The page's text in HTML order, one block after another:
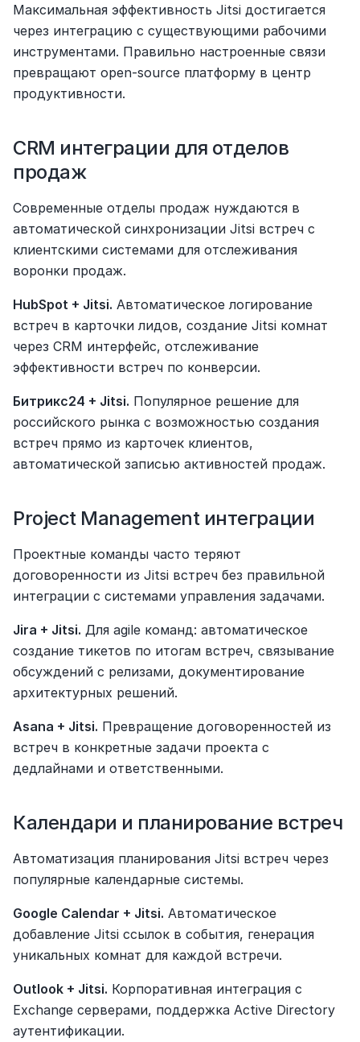
Максимальная эффективность Jitsi достигается
через интеграцию с существующими рабочими
инструментами. Правильно настроенные связи
превращают open-source платформу в центр
продуктивности.
CRM интеграции для отделов
продаж
Современные отделы продаж нуждаются в
автоматической синхронизации Jitsi встреч с
клиентскими системами для отслеживания
воронки продаж.
HubSpot + Jitsi. Автоматическое логирование
встреч в карточки лидов, создание Jitsi комнат
через CRM интерфейс, отслеживание
эффективности встреч по конверсии.
Битрикс24 + Jitsi. Популярное решение для
российского рынка с возможностью создания
встреч прямо из карточек клиентов,
автоматической записью активностей продаж.
Project Management интеграции
Проектные команды часто теряют
договоренности из Jitsi встреч без правильной
интеграции с системами управления задачами.
Jira + Jitsi. Для agile команд: автоматическое
создание тикетов по итогам встреч, связывание
обсуждений с релизами, документирование
архитектурных решений.
Asana + Jitsi. Превращение договоренностей из
встреч в конкретные задачи проекта с
дедлайнами и ответственными.
Календари и планирование встреч
Автоматизация планирования Jitsi встреч через
популярные календарные системы.
Google Calendar + Jitsi. Автоматическое
добавление Jitsi ссылок в события, генерация
уникальных комнат для каждой встречи.
Outlook + Jitsi. Корпоративная интеграция с
Exchange серверами, поддержка Active Directory
аутентификации.